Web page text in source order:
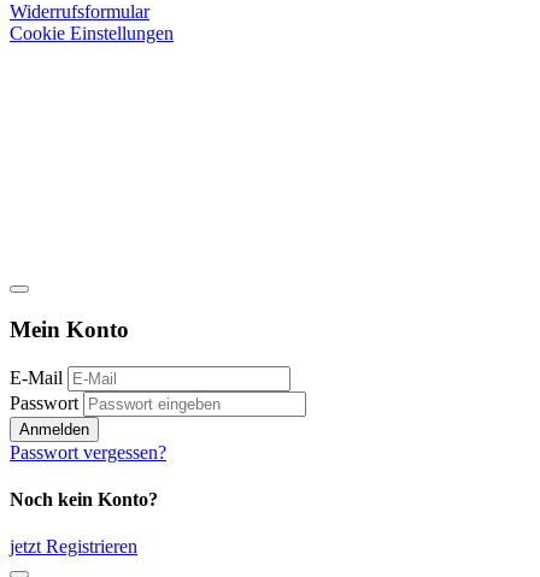
Widerrufsformular
Cookie Einstellungen
Mein Konto
E-Mail
Passwort
Anmelden
Passwort vergessen?
Noch kein Konto?
jetzt Registrieren